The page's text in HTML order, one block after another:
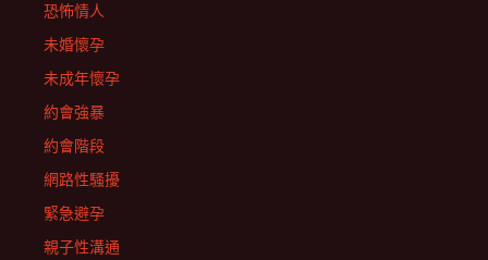
恐怖情人
未婚懷孕
未成年懷孕
約會強暴
約會階段
網路性騷擾
緊急避孕
親子性溝通